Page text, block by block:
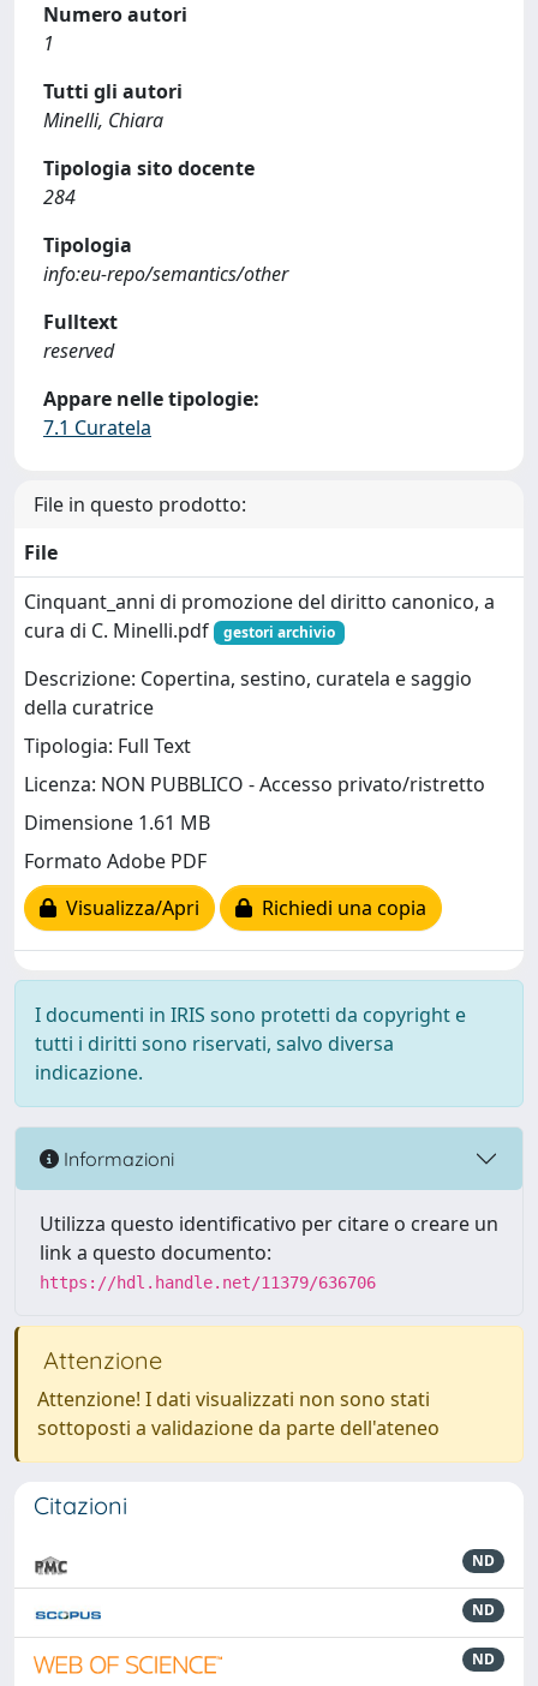
Numero autori
1
Tutti gli autori
Minelli, Chiara
Tipologia sito docente
284
Tipologia
info:eu-repo/semantics/other
Fulltext
reserved
Appare nelle tipologie:
7.1 Curatela
File in questo prodotto:
File
Cinquant_anni di promozione del diritto canonico, a
cura di C. Minelli.pdf
gestori archivio
Descrizione: Copertina, sestino, curatela e saggio
della curatrice
Tipologia: Full Text
Licenza: NON PUBBLICO - Accesso privato/ristretto
Dimensione 1.61 MB
Formato Adobe PDF
Visualizza/Apri
Richiedi una copia
I documenti in IRIS sono protetti da copyright e
tutti i diritti sono riservati, salvo diversa
indicazione.
Informazioni
Utilizza questo identificativo per citare o creare un
link a questo documento:
https://hdl.handle.net/11379/636706
Attenzione
Attenzione! I dati visualizzati non sono stati
sottoposti a validazione da parte dell'ateneo
Citazioni
ND
ND
ND